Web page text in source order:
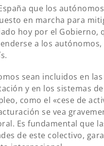
que los
en marcha para
hoy por el Gobierno,
a los
sean incluidos en
y en los sistemas
como el «cese de
se vea
Es fundamental que
de este colectivo,